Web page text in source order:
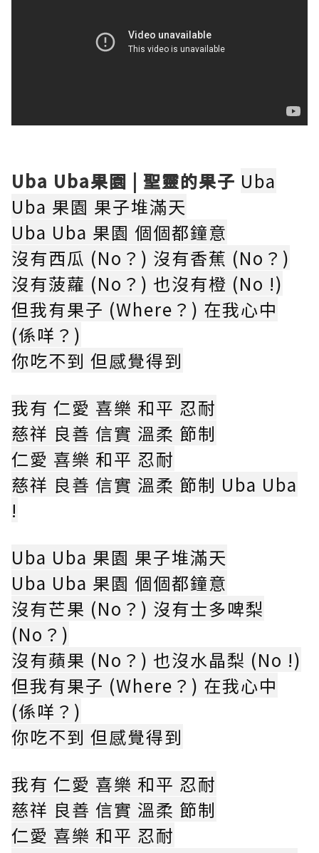
Uba Uba果園 | 聖靈的果子 Uba
Uba 果園 果子堆滿天
Uba Uba 果園 個個都鐘意
沒有西瓜 (No？) 沒有香蕉 (No？)
沒有菠蘿 (No？) 也沒有橙 (No !)
但我有果子 (Where？) 在我心中
(係咩？)
你吃不到 但感覺得到
我有 仁愛 喜樂 和平 忍耐
慈祥 良善 信實 溫柔 節制
仁愛 喜樂 和平 忍耐
慈祥 良善 信實 溫柔 節制 Uba Uba
!
Uba Uba 果園 果子堆滿天
Uba Uba 果園 個個都鐘意
沒有芒果 (No？) 沒有士多啤梨
(No？)
沒有蘋果 (No？) 也沒水晶梨 (No !)
但我有果子 (Where？) 在我心中
(係咩？)
你吃不到 但感覺得到
我有 仁愛 喜樂 和平 忍耐
慈祥 良善 信實 溫柔 節制
仁愛 喜樂 和平 忍耐